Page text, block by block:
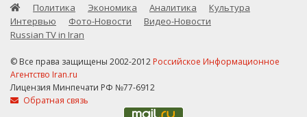
Политика Экономика Аналитика
Культура
Интервью
Фото-Новости
Видео-Новости
Russian TV in Iran
© Все права защищены 2002-2012 Российское Информационное
Агентство Iran.ru
Лицензия Минпечати РФ №77-6912
Обратная связь